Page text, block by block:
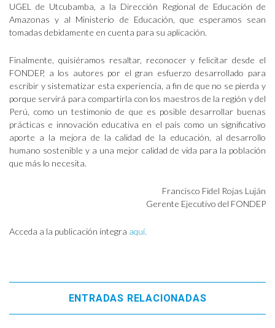
UGEL de Utcubamba, a la Dirección Regional de Educación de
Amazonas y al Ministerio de Educación, que esperamos sean
tomadas debidamente en cuenta para su aplicación.
Finalmente, quisiéramos resaltar, reconocer y felicitar desde el
FONDEP, a los autores por el gran esfuerzo desarrollado para
escribir y sistematizar esta experiencia, a fin de que no se pierda y
porque servirá para compartirla con los maestros de la región y del
Perú, como un testimonio de que es posible desarrollar buenas
prácticas e innovación educativa en el país como un significativo
aporte a la mejora de la calidad de la educación, al desarrollo
humano sostenible y a una mejor calidad de vida para la población
que más lo necesita.
Francisco Fidel Rojas Luján
Gerente Ejecutivo del FONDEP
Acceda a la publicación íntegra aquí.
ENTRADAS RELACIONADAS